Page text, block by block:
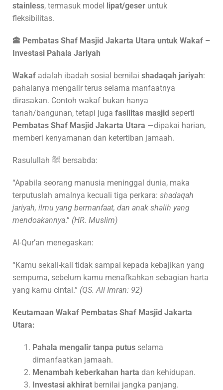
stainless, termasuk model lipat/geser untuk
fleksibilitas.
🕋 Pembatas Shaf Masjid Jakarta Utara untuk Wakaf –
Investasi Pahala Jariyah
Wakaf adalah ibadah sosial bernilai shadaqah jariyah:
pahalanya mengalir terus selama manfaatnya
dirasakan. Contoh wakaf bukan hanya
tanah/bangunan, tetapi juga fasilitas masjid seperti
Pembatas Shaf Masjid Jakarta Utara —dipakai harian,
memberi kenyamanan dan ketertiban jamaah.
Rasulullah ﷺ bersabda:
“Apabila seorang manusia meninggal dunia, maka
terputuslah amalnya kecuali tiga perkara: shadaqah
jariyah, ilmu yang bermanfaat, dan anak shalih yang
mendoakannya.” (HR. Muslim)
Al-Qur’an menegaskan:
“Kamu sekali-kali tidak sampai kepada kebajikan yang
sempurna, sebelum kamu menafkahkan sebagian harta
yang kamu cintai.” (QS. Ali Imran: 92)
Keutamaan Wakaf Pembatas Shaf Masjid Jakarta
Utara:
Pahala mengalir tanpa putus selama
dimanfaatkan jamaah.
Menambah keberkahan harta dan kehidupan.
Investasi akhirat bernilai jangka panjang.